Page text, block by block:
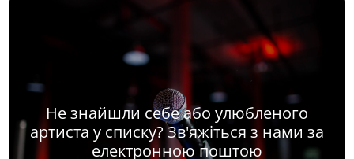
Не знайшли себе або улюбленого
артиста у списку? Зв'яжіться з нами за
електронною поштою